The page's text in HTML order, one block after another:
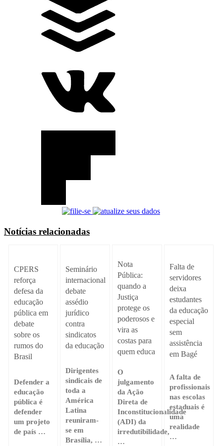
Notícias relacionadas
CPERS
reforça
defesa da
educação
pública em
debate
sobre os
rumos do
Brasil
Defender a
educação
pública é
defender
um projeto
de país …
Seminário
internacional
debate
assédio
jurídico
contra
sindicatos
da educação
Dirigentes
sindicais de
toda a
América
Latina
reuniram-
se em
Brasília, …
Nota
Pública:
quando a
Justiça
protege os
poderosos e
vira as
costas para
quem educa
O
julgamento
da Ação
Direta de
Inconstitucionalidade
(ADI) da
irredutibilidade,
…
Falta de
servidores
deixa
estudantes
da educação
especial
sem
assistência
em Bagé
A falta de
profissionais
nas escolas
estaduais é
uma
realidade
…